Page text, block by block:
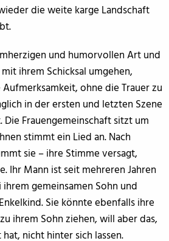
die weite karge Landschaft
und humorvollen Art und
ihrem Schicksal umgehen,
ohne die Trauer zu
in der ersten und letzten Szene
Frauengemeinschaft sitzt um
stimmt ein Lied an. Nach
sie – ihre Stimme versagt,
Ihr Mann ist seit mehreren Jahren
gemeinsamen Sohn und
Sie könnte ebenfalls ihre
ihrem Sohn ziehen, will aber das,
nicht hinter sich lassen.